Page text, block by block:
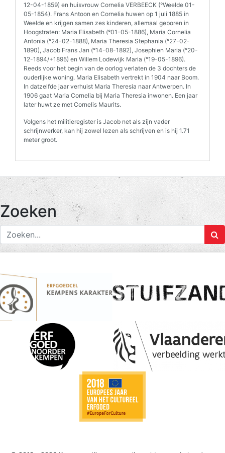
12-04-1859) en huisvrouw Cornelia VERBEECK (°Weelde 01-
05-1854). Frans Antoon en Cornelia huwen op 1 juli 1885 in
Weelde en krijgen samen zes kinderen, allemaal geboren in
Hoogstraten: Maria Elisabeth (°01-05-1886), Maria Cornelia
Antonia (°24-02-1888), Maria Theresia Stephania (°27-02-
1890), Jacob Frans Jan (°14-08-1892), Josephien Maria (°20-
12-1894/+1895) en Willem Lodewijk Maria (°19-05-1896).
Reeds voor het begin van de oorlog verlaten de 3 dochters de
ouderlijke woning. Maria Elisabeth vertrekt in 1904 naar Boom.
In datzelfde jaar verhuist Maria Theresia naar Antwerpen. In
1906 gaat Maria Cornelia bij Maria Theresia inwonen. Een jaar
later huwt ze met Cornelis Maurits.
Volgens het militieregister is Jacob net als zijn vader
schrijnwerker, kan hij zowel lezen als schrijven en is hij 1.71
meter groot.
Zoeken